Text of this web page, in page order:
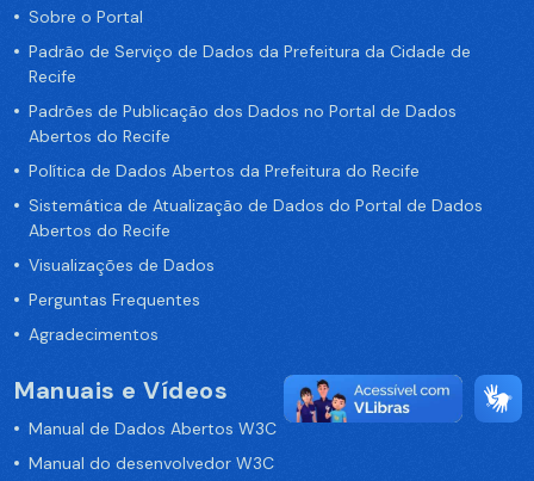
Sobre o Portal
Padrão de Serviço de Dados da Prefeitura da Cidade de
Recife
Padrões de Publicação dos Dados no Portal de Dados
Abertos do Recife
Política de Dados Abertos da Prefeitura do Recife
Sistemática de Atualização de Dados do Portal de Dados
Abertos do Recife
Visualizações de Dados
Perguntas Frequentes
Agradecimentos
Manuais e Vídeos
Manual de Dados Abertos W3C
Manual do desenvolvedor W3C